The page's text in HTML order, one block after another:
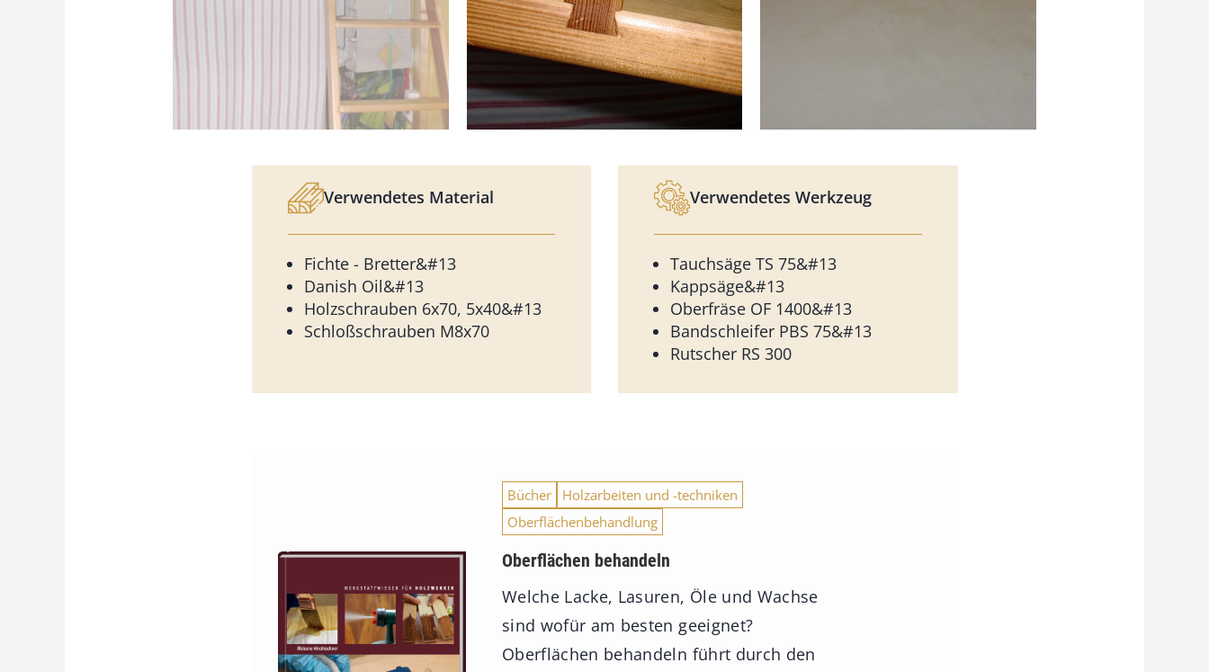
Verwendetes Material
Fichte - Bretter&#13
Danish Oil&#13
Holzschrauben 6x70, 5x40&#13
Schloßschrauben M8x70
Verwendetes Werkzeug
Tauchsäge TS 75&#13
Kappsäge&#13
Oberfräse OF 1400&#13
Bandschleifer PBS 75&#13
Rutscher RS 300
Bücher
Holzarbeiten und -techniken
Oberflächenbehandlung
Oberflächen behandeln
Welche Lacke, Lasuren, Öle und Wachse
sind wofür am besten geeignet?
Oberflächen behandeln führt durch den